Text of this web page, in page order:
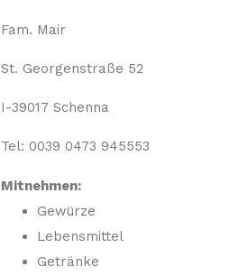
Fam. Mair
St. Georgenstraße 52
I-39017 Schenna
Tel: 0039 0473 945553
Mitnehmen:
Gewürze
Lebensmittel
Getränke